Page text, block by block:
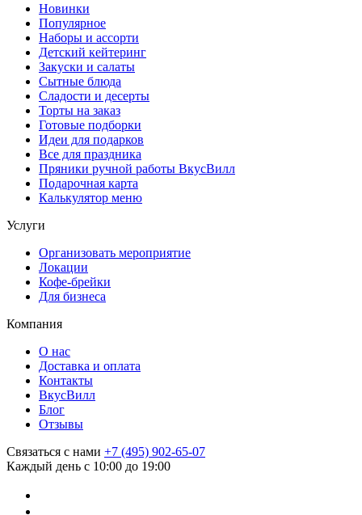
Новинки
Популярное
Наборы и ассорти
Детский кейтеринг
Закуски и салаты
Сытные блюда
Сладости и десерты
Торты на заказ
Готовые подборки
Идеи для подарков
Все для праздника
Пряники ручной работы ВкусВилл
Подарочная карта
Калькулятор меню
Услуги
Организовать мероприятие
Локации
Кофе-брейки
Для бизнеса
Компания
О нас
Доставка и оплата
Контакты
ВкусВилл
Блог
Отзывы
Связаться с нами +7 (495) 902-65-07
Каждый день с 10:00 до 19:00